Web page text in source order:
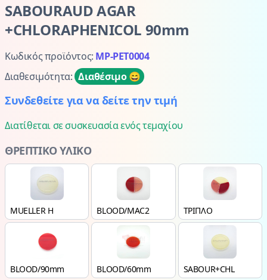
SABOURAUD AGAR
+CHLORAPHENICOL 90mm
Κωδικός προϊόντος: MP-PET0004
Διαθεσιμότητα: Διαθέσιμο 😄
Συνδεθείτε για να δείτε την τιμή
Διατίθεται σε συσκευασία ενός τεμαχίου
ΘΡΕΠΤΙΚΟ ΥΛΙΚΟ
MUELLER H BLOOD/MAC2 ΤΡΙΠΛΟ
BLOOD/90mm BLOOD/60mm SABOUR+CHL